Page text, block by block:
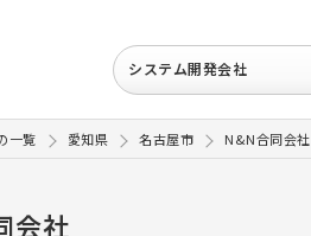
システム開発会社
一覧 愛知県 名古屋市 N&N合同会社
会社